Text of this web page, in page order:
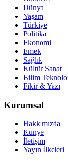
Dünya
Yaşam
Türkiye
Politika
Ekonomi
Emek
Sağlık
Kültür Sanat
Bilim
Fikir & Yazı
Kurumsal
Hakkımızda
Künye
İletişim
Yayın İlkeleri